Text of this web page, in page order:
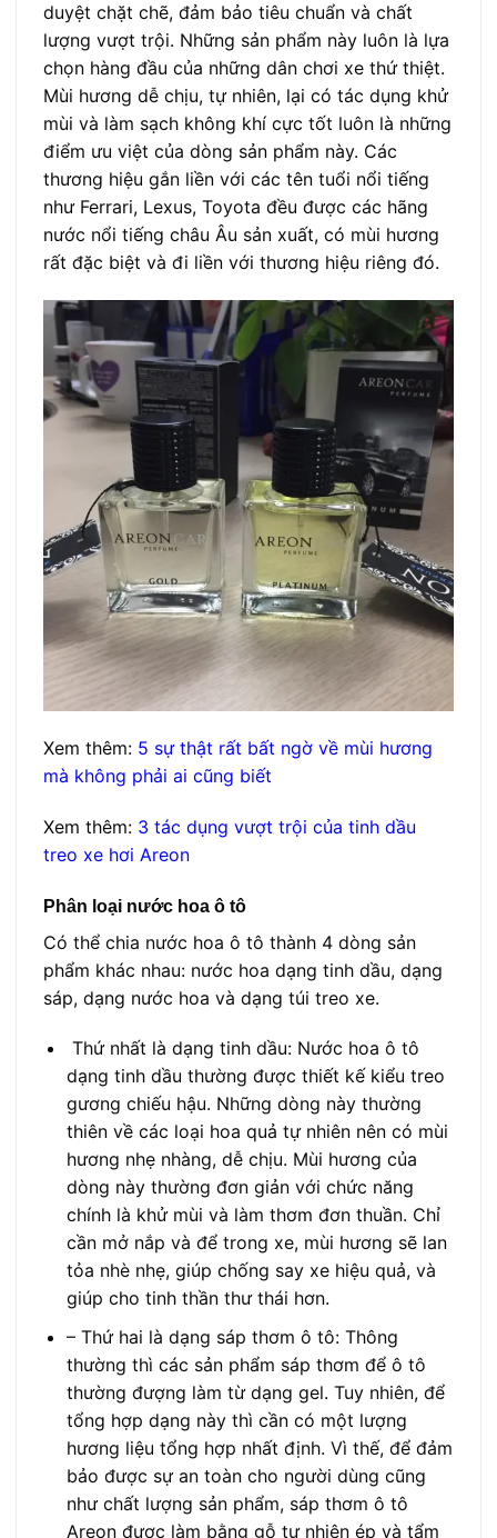
duyệt chặt chẽ, đảm bảo tiêu chuẩn và chất
lượng vượt trội. Những sản phẩm này luôn là lựa
chọn hàng đầu của những dân chơi xe thứ thiệt.
Mùi hương dễ chịu, tự nhiên, lại có tác dụng khử
mùi và làm sạch không khí cực tốt luôn là những
điểm ưu việt của dòng sản phẩm này. Các
thương hiệu gắn liền với các tên tuổi nổi tiếng
như Ferrari, Lexus, Toyota đều được các hãng
nước nổi tiếng châu Âu sản xuất, có mùi hương
rất đặc biệt và đi liền với thương hiệu riêng đó.
Xem thêm: 5 sự thật rất bất ngờ về mùi hương
mà không phải ai cũng biết
Xem thêm: 3 tác dụng vượt trội của tinh dầu
treo xe hơi Areon
Phân loại nước hoa ô tô
Có thể chia nước hoa ô tô thành 4 dòng sản
phẩm khác nhau: nước hoa dạng tinh dầu, dạng
sáp, dạng nước hoa và dạng túi treo xe.
Thứ nhất là dạng tinh dầu: Nước hoa ô tô
dạng tinh dầu thường được thiết kế kiểu treo
gương chiếu hậu. Những dòng này thường
thiên về các loại hoa quả tự nhiên nên có mùi
hương nhẹ nhàng, dễ chịu. Mùi hương của
dòng này thường đơn giản với chức năng
chính là khử mùi và làm thơm đơn thuần. Chỉ
cần mở nắp và để trong xe, mùi hương sẽ lan
tỏa nhè nhẹ, giúp chống say xe hiệu quả, và
giúp cho tinh thần thư thái hơn.
– Thứ hai là dạng sáp thơm ô tô: Thông
thường thì các sản phẩm sáp thơm để ô tô
thường đượng làm từ dạng gel. Tuy nhiên, để
tổng hợp dạng này thì cần có một lượng
hương liệu tổng hợp nhất định. Vì thế, để đảm
bảo được sự an toàn cho người dùng cũng
như chất lượng sản phẩm, sáp thơm ô tô
Areon được làm bằng gỗ tự nhiên ép và tẩm